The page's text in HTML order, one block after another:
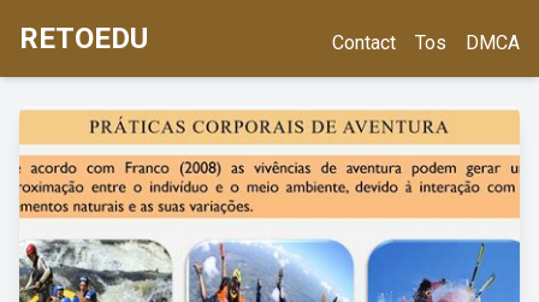
RETOEDU Contact Tos DMCA